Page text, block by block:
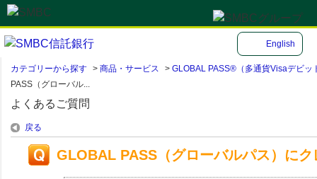
English
カテゴリーから探す > 商品・サービス > GLOBAL PASS®（多通貨Visaデビッ
PASS（グローバル...
よくあるご質問
戻る
GLOBAL PASS（グローバルパス）に